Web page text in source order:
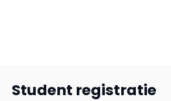
Student registratie